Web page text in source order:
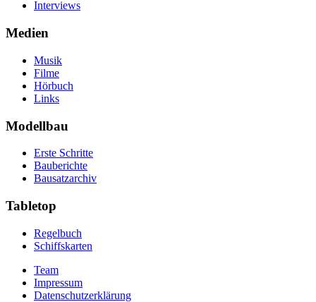
Interviews
Medien
Musik
Filme
Hörbuch
Links
Modellbau
Erste Schritte
Bauberichte
Bausatzarchiv
Tabletop
Regelbuch
Schiffskarten
Team
Impressum
Datenschutzerklärung